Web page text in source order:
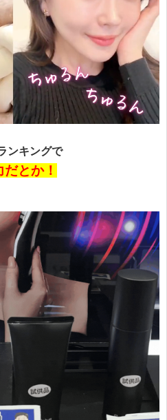
ンキングで
とか！